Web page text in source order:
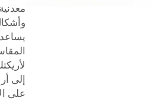
إلى
على